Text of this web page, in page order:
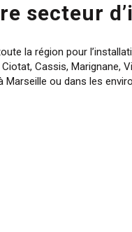
secteur
la région pour
Cassis, Marignane,
Marseille ou dans les